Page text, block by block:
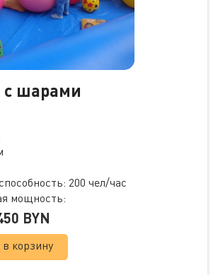
с шарами
200 чел/час
мощность:
BYN
корзину